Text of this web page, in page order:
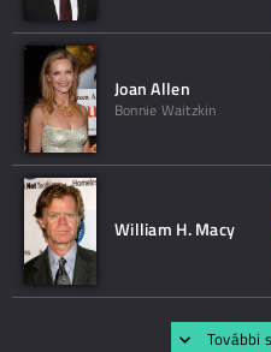
Joan Allen
Bonnie Waitzkin
William H. Macy
További